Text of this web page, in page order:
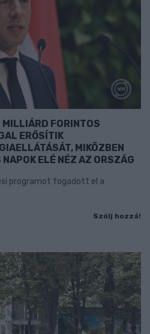
FORINTOS
ERŐSÍTIK
MIKÖZBEN
ELÉ NÉZ AZ ORSZÁG
programot fogadott el a
Szólj hozzá!